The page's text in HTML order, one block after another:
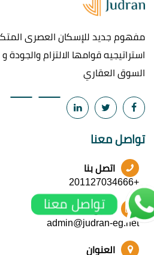
مفهوم جديد للإسكان العصرى
استراتيجيه قوامها الالتزام
السوق العقاري
تواصل معنا
اتصل بنا
+201127034666
ايميل
admin@judran-eg.net
العنوان
تواصل معنا